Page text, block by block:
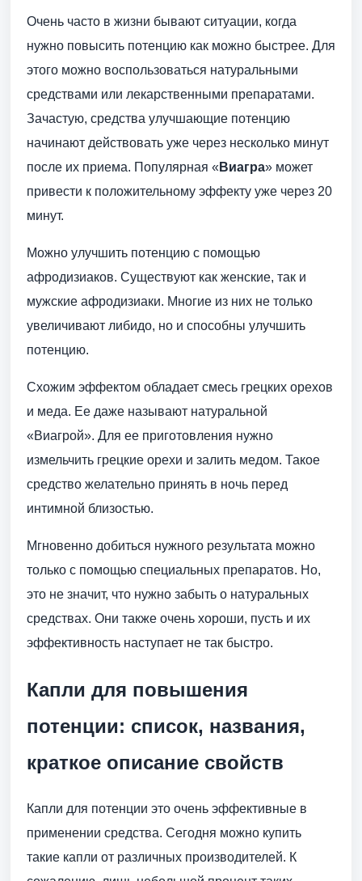
Очень часто в жизни бывают ситуации, когда
нужно повысить потенцию как можно быстрее. Для
этого можно воспользоваться натуральными
средствами или лекарственными препаратами.
Зачастую, средства улучшающие потенцию
начинают действовать уже через несколько минут
после их приема. Популярная « Виагра» может
привести к положительному эффекту уже через 20
минут.
Можно улучшить потенцию с помощью
афродизиаков. Существуют как женские, так и
мужские афродизиаки. Многие из них не только
увеличивают либидо, но и способны улучшить
потенцию.
Схожим эффектом обладает смесь грецких орехов
и меда. Ее даже называют натуральной
«Виагрой». Для ее приготовления нужно
измельчить грецкие орехи и залить медом. Такое
средство желательно принять в ночь перед
интимной близостью.
Мгновенно добиться нужного результата можно
только с помощью специальных препаратов. Но,
это не значит, что нужно забыть о натуральных
средствах. Они также очень хороши, пусть и их
эффективность наступает не так быстро.
Капли для повышения
потенции: список, названия,
краткое описание свойств
Капли для потенции это очень эффективные в
применении средства. Сегодня можно купить
такие капли от различных производителей. К